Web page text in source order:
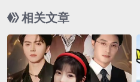
相关文章